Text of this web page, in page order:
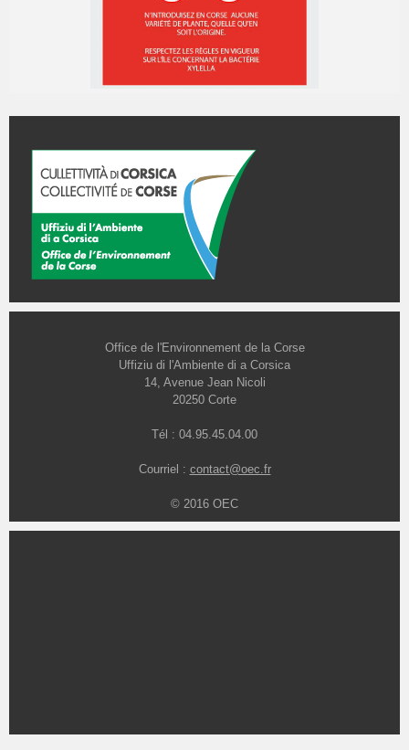
Office de l'Environnement de la Corse
Uffiziu di l'Ambiente di a Corsica
14, Avenue Jean Nicoli
20250 Corte
Tél : 04.95.45.04.00
Courriel : contact@oec.fr
© 2016 OEC